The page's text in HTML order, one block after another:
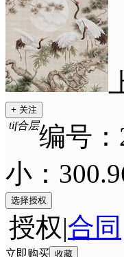
+ 关注
编号：
tif合层
小：
选择授权
授权|合同
立即购买 收藏